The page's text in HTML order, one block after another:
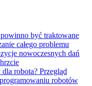
być traktowane
całego problemu
nowoczesnych dań
robota? Przegląd
robotów